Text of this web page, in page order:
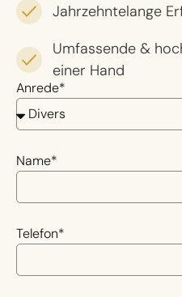
Jahrzehntelange
Umfassende &
einer Hand
Anrede*
Name*
Telefon*